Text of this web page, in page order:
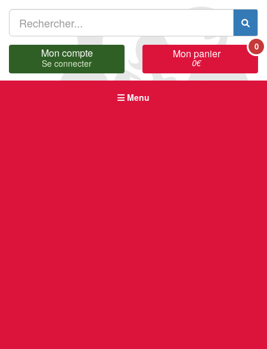
Mon compte
Se connecter
Mon panier
0€
0
Menu